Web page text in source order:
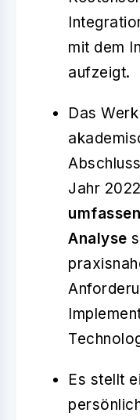
mit dem
aufzeigt.
Das
Jahr
Analyse
Es stellt